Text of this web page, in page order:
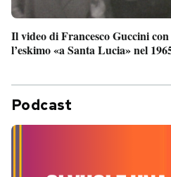
Il video di Francesco Guccini con
l’eskimo «a Santa Lucia» nel
Podcast